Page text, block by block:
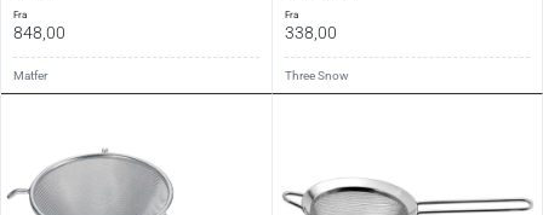
fra
848,00
Matfer
fra
338,00
Three Snow